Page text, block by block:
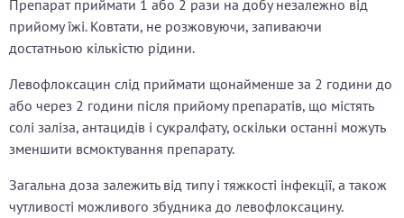
Препарат приймати 1 або 2 рази на добу незалежно від
прийому їжі. Ковтати, не розжовуючи, запиваючи
достатньою кількістю рідини.
Левофлоксацин слід приймати щонайменше за 2 години до
або через 2 години після прийому препаратів, що містять
солі заліза, антацидів і сукралфату, оскільки останні можуть
зменшити всмоктування препарату.
Загальна доза залежить від типу і тяжкості інфекції, а також
чутливості можливого збудника до левофлоксацину.